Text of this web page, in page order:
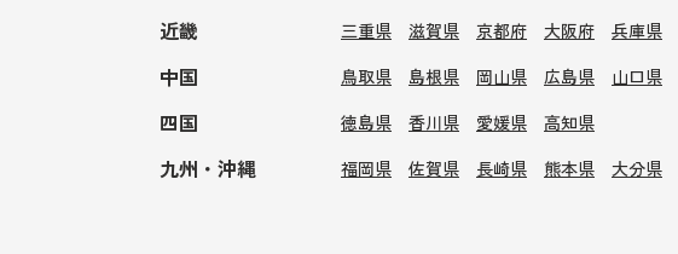
近畿 三重県 滋賀県 京都府 大阪府 兵庫県
中国 鳥取県 島根県 岡山県 広島県 山口県
四国 徳島県 香川県 愛媛県 高知県
九州・沖縄 福岡県 佐賀県 長崎県 熊本県 大分県